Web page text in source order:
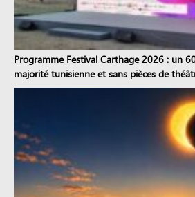
Programme Festival Carthage 2026 : un
majorité tunisienne et sans pièces de